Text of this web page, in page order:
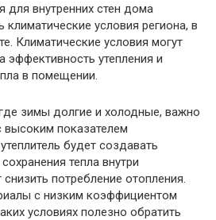
для внутренних стен дома
условия региона, в
Климатические условия могут
эффективность утепления и
в помещении.
зимы долгие и холодные, важно
высоким показателем
будет создавать
тепла внутри
потребление отопления.
с низким коэффициентом
условиях полезно обратить